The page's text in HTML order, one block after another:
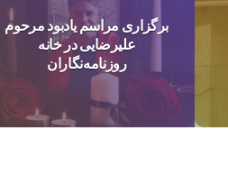
برگزاری مراسم یادبود مرحوم
علیرضایی در خانه
روزنامه‌نگاران